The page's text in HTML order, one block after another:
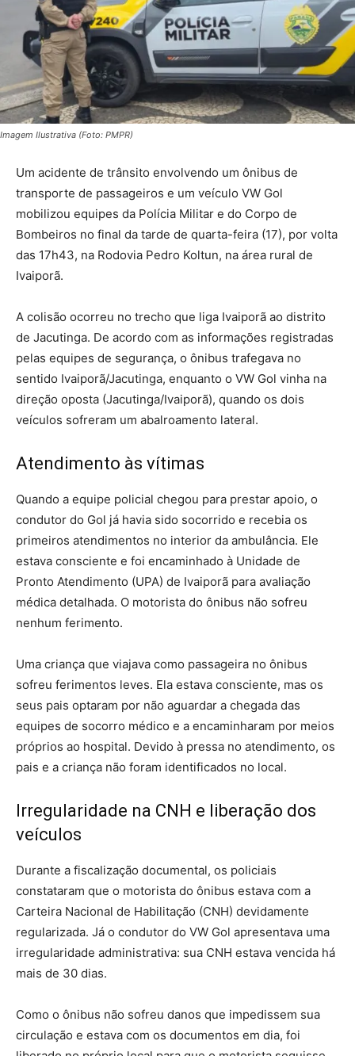
Imagem Ilustrativa (Foto: PMPR)
Um acidente de trânsito envolvendo um ônibus de
transporte de passageiros e um veículo VW Gol
mobilizou equipes da Polícia Militar e do Corpo de
Bombeiros no final da tarde de quarta-feira (17), por volta
das 17h43, na Rodovia Pedro Koltun, na área rural de
Ivaiporã.
A colisão ocorreu no trecho que liga Ivaiporã ao distrito
de Jacutinga. De acordo com as informações registradas
pelas equipes de segurança, o ônibus trafegava no
sentido Ivaiporã/Jacutinga, enquanto o VW Gol vinha na
direção oposta (Jacutinga/Ivaiporã), quando os dois
veículos sofreram um abalroamento lateral.
Atendimento às vítimas
Quando a equipe policial chegou para prestar apoio, o
condutor do Gol já havia sido socorrido e recebia os
primeiros atendimentos no interior da ambulância. Ele
estava consciente e foi encaminhado à Unidade de
Pronto Atendimento (UPA) de Ivaiporã para avaliação
médica detalhada. O motorista do ônibus não sofreu
nenhum ferimento.
Uma criança que viajava como passageira no ônibus
sofreu ferimentos leves. Ela estava consciente, mas os
seus pais optaram por não aguardar a chegada das
equipes de socorro médico e a encaminharam por meios
próprios ao hospital. Devido à pressa no atendimento, os
pais e a criança não foram identificados no local.
Irregularidade na CNH e liberação dos
veículos
Durante a fiscalização documental, os policiais
constataram que o motorista do ônibus estava com a
Carteira Nacional de Habilitação (CNH) devidamente
regularizada. Já o condutor do VW Gol apresentava uma
irregularidade administrativa: sua CNH estava vencida há
mais de 30 dias.
Como o ônibus não sofreu danos que impedissem sua
circulação e estava com os documentos em dia, foi